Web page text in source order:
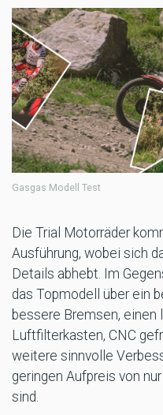
Gasgas Modell Test
Die Trial Motorräder
Ausführung, wobei sich
Details abhebt. Im
das Topmodell über ein
bessere Bremsen, einen
Luftfilterkasten, CNC
weitere sinnvolle
geringen Aufpreis von
sind.